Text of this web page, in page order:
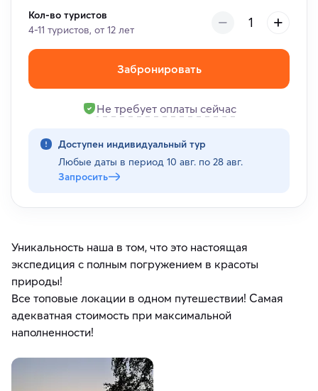
Кол-во туристов
4-11 туристов, от 12 лет
Забронировать
Не требует оплаты сейчас
Доступен индивидуальный тур
Любые даты в период 10 авг. по 28 авг.
Запросить
Уникальность наша в том, что это настоящая
экспедиция с полным погружением в красоты
природы!
Все топовые локации в одном путешествии! Самая
адекватная стоимость при максимальной
наполненности!